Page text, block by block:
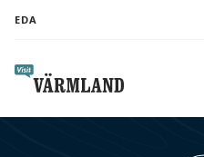
content
EDA